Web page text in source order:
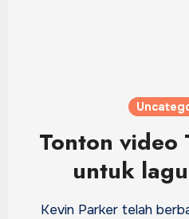
Tonton video
untuk
Kevin Parker telah berbagi â € œDracula, â €